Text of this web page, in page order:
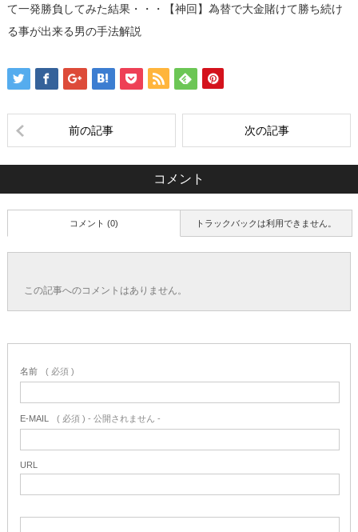
て一発勝負してみた結果・・・【神回】為替で大金賭けて勝ち続け
る事が出来る男の手法解説
前の記事 次の記事
コメント
トラックバックは利用できません。
コメント (0)
この記事へのコメントはありません。
名前 ( 必須 )
E-MAIL ( 必須 ) - 公開されません -
URL